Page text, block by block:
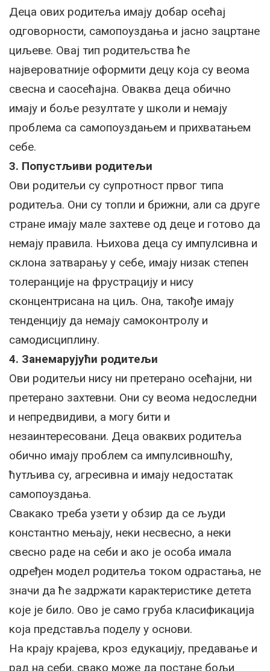
Деца ових родитеља имају добар осећај
одговорности, самопоуздања и јасно зацртане
циљеве. Овај тип родитељства ће
највероватније оформити децу која су веома
свесна и саосећајна. Оваква деца обично
имају и боље резултате у школи и немају
проблема са самопоуздањем и прихватањем
себе.
3. Попустљиви родитељи
Ови родитељи су супротност првог типа
родитеља. Они су топли и брижни, али са друге
стране имају мале захтеве од деце и готово да
немају правила. Њихова деца су импулсивна и
склона затварању у себе, имају низак степен
толеранције на фрустрацију и нису
сконцентрисана на циљ. Она, такође имају
тенденцију да немају самоконтролу и
самодисциплину.
4. Занемарујући родитељи
Ови родитељи нису ни претерано осећајни, ни
претерано захтевни. Они су веома недоследни
и непредвидиви, а могу бити и
незаинтересовани. Деца оваквих родитеља
обично имају проблем са импулсивношћу,
ћутљива су, агресивна и имају недостатак
самопоуздања.
Свакако треба узети у обзир да се људи
константно мењају, неки несвесно, а неки
свесно раде на себи и ако је особа имала
одређен модел родитеља током одрастања, не
значи да ће задржати карактеристике детета
које је било. Ово је само груба класификација
која представља поделу у основи.
На крају крајева, кроз едукацију, предавање и
рад на себи, свако може да постане бољи